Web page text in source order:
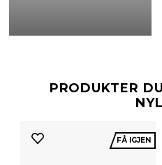
PRODUKTER
FÅ IGJEN